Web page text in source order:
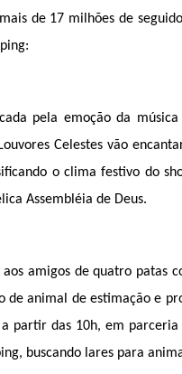
de 17 milhões de
pela emoção da
Celestes vão
o clima festivo do
Assembléia de Deus.
amigos de quatro patas
animal de estimação e
partir das 10h, em
buscando lares para